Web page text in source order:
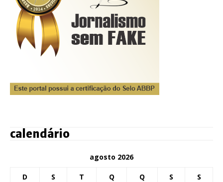
calendário
agosto 2026
D S T Q Q S S